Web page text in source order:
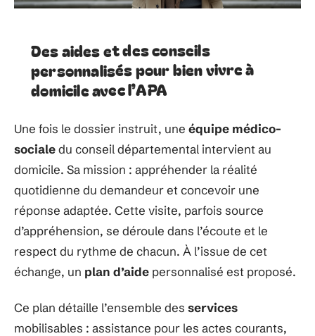
Des aides et des conseils
personnalisés pour bien vivre à
domicile avec l’APA
Une fois le dossier instruit, une équipe médico-
socialedu conseil départemental intervient au
domicile. Sa mission : appréhender la réalité
quotidienne du demandeur et concevoir une
réponse adaptée. Cette visite, parfois source
d’appréhension, se déroule dans l’écoute et le
respect du rythme de chacun. À l’issue de cet
échange, un plan d’aide personnalisé est proposé.
Ce plan détaille l’ensemble des services
mobilisables : assistance pour les actes courants,